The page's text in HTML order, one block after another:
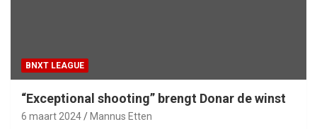
BNXT LEAGUE
“Exceptional shooting” brengt Donar de winst
6 maart 2024 Mannus Etten